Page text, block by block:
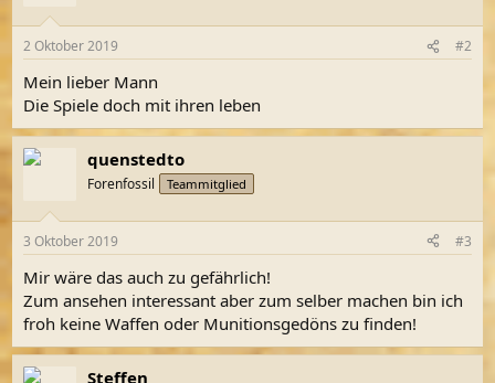
e
:
2 Oktober 2019 #2
Mein lieber Mann
Die Spiele doch mit ihren leben
quenstedto
Forenfossil Teammitglied
3 Oktober 2019 #3
Mir wäre das auch zu gefährlich!
Zum ansehen interessant aber zum selber machen bin ich
froh keine Waffen oder Munitionsgedöns zu finden!
Steffen